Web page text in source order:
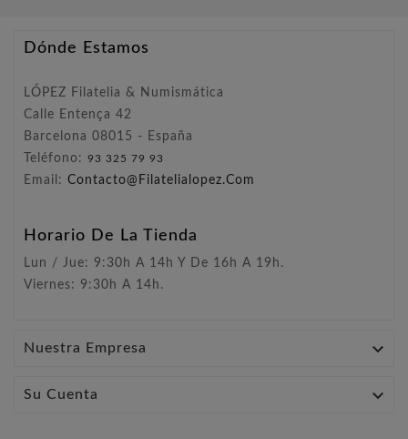
Dónde Estamos
LÓPEZ Filatelia & Numismática
Calle Entença 42
Barcelona 08015 - España
Teléfono: 93 325 79 93
Email: Contacto@filatelialopez.com
Horario De La Tienda
Lun / Jue: 9:30h A 14h Y De 16h A 19h.
Viernes: 9:30h A 14h.
Nuestra Empresa 
Su Cuenta 